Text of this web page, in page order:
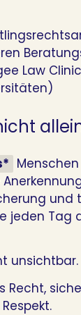
Law
und
jeden Tag
unsichtbar.
Recht,